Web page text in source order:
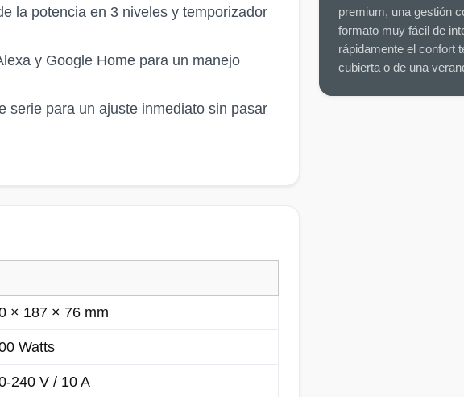
la potencia en 3 niveles y temporizador
y Google Home para un manejo
serie para un ajuste inmediato sin pasar
× 187 × 76 mm
Watts
240 V / 10 A
premium, una gestión
formato muy fácil de
rápidamente el confort
cubierta o de una